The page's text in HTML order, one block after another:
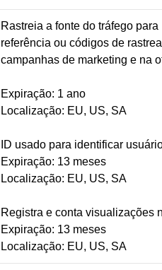
Rastreia a fonte do tráfego
referência ou códigos de
campanhas de marketing e na
Expiração: 1 ano
Localização: EU, US, SA
ID usado para identificar
Expiração: 13 meses
Localização: EU, US, SA
Registra e conta visualizações
Expiração: 13 meses
Localização: EU, US, SA